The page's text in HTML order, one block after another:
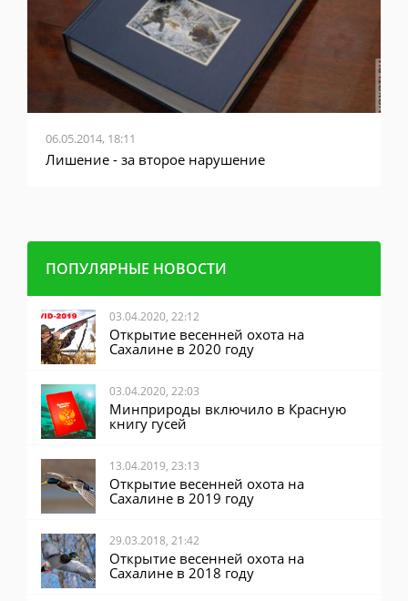
06.05.2014, 18:11
Лишение - за второе нарушение
ПОПУЛЯРНЫЕ НОВОСТИ
03.04.2020, 22:12
Открытие весенней охота на
Сахалине в 2020 году
03.04.2020, 22:03
Минприроды включило в Красную
книгу гусей
13.04.2019, 23:13
Открытие весенней охота на
Сахалине в 2019 году
29.03.2018, 21:42
Открытие весенней охота на
Сахалине в 2018 году